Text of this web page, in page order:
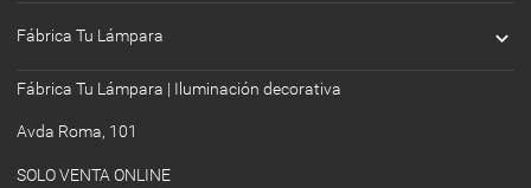
Fábrica Tu Lámpara 
Fábrica Tu Lámpara | Iluminación decorativa
Avda Roma, 101
SOLO VENTA ONLINE